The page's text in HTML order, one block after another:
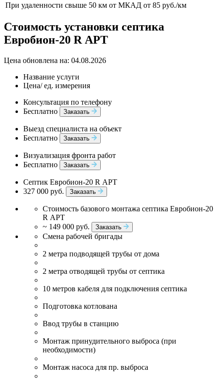
При удаленности свыше 50 км от МКАД от 85 руб./км
Стоимость установки септика
Евробион-20 R АРТ
Цена обновлена на: 04.08.2026
Название услуги
Цена/ ед. измерения
Консультация по телефону
Бесплатно
Заказать
Выезд специалиста на объект
Бесплатно
Заказать
Визуализация фронта работ
Бесплатно
Заказать
Септик Евробион-20 R АРТ
327 000 руб.
Заказать
Стоимость базового монтажа септика Евробион-20
R АРТ
~ 149 000 руб.
Заказать
Смена рабочей бригады
2 метра подводящей трубы от дома
2 метра отводящей трубы от септика
10 метров кабеля для подключения септика
Подготовка котлована
Ввод трубы в станцию
Монтаж принудительного выброса (при
необходимости)
Монтаж насоса для пр. выброса